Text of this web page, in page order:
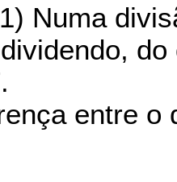
Numa
entre o